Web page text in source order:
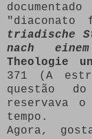
triadische
nach
Theologie
371 (A
questão
reservava
tempo.
Agora,